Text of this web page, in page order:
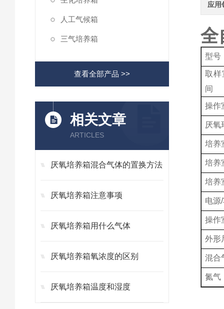
人工气候箱
三气培养箱
查看全部产品 >>
相关文章
ARTICLES
厌氧培养箱混合气体的置换方法
厌氧培养箱注意事项
厌氧培养箱用什么气体
厌氧培养箱氧浓度的区别
厌氧培养箱温度和湿度
应用
全
型号
取样
间
操作
厌氧
培养
培养
培养
电源
操作
外形
混合
氮气